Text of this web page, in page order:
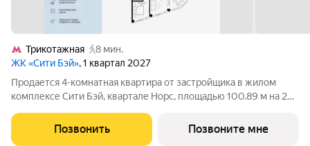
Трикотажная
8 мин.
ЖК «Сити Бэй», 1 квартал 2027
Продается 4-комнатная квартира от застройщика в жилом
комплексе Сити Бэй, квартале Норс, площадью 100.89 м на 28
комплекса Сити Бэй - настоящий город в городе с отлично
развитой инфраструктурой
Позвонить Позвоните мне